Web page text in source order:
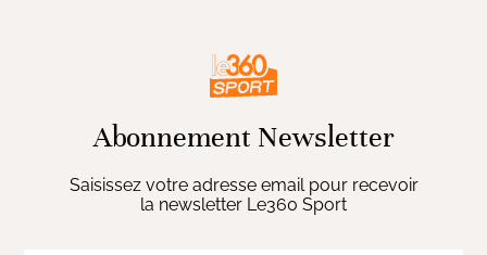
Abonnement Newsletter
Saisissez votre adresse email pour recevoir
la newsletter Le360 Sport